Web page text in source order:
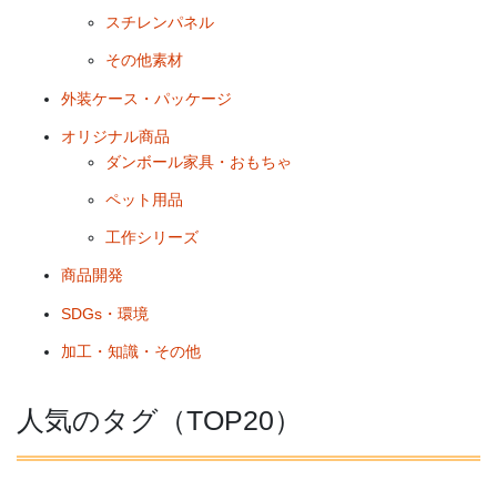
スチレンパネル
その他素材
外装ケース・パッケージ
オリジナル商品
ダンボール家具・おもちゃ
ペット用品
工作シリーズ
商品開発
SDGs・環境
加工・知識・その他
人気のタグ（TOP20）